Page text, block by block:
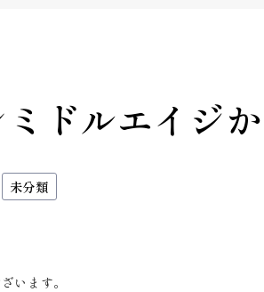
ミドルエイジ
未分類
います。